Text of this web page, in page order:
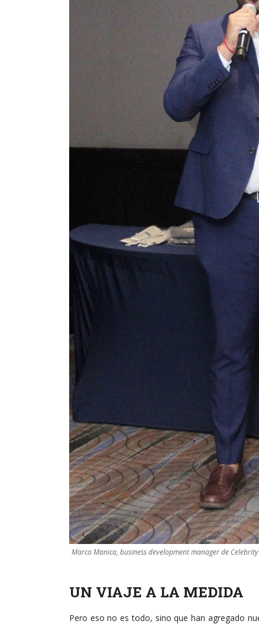
Marco Manica, business development manager de
UN VIAJE A LA MEDIDA
Pero eso no es todo, sino que han agregado